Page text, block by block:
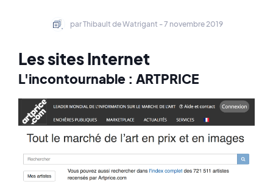
par Thibault de Watrigant - 7 novembre 2019
Les sites Internet
L'incontournable : ARTPRICE